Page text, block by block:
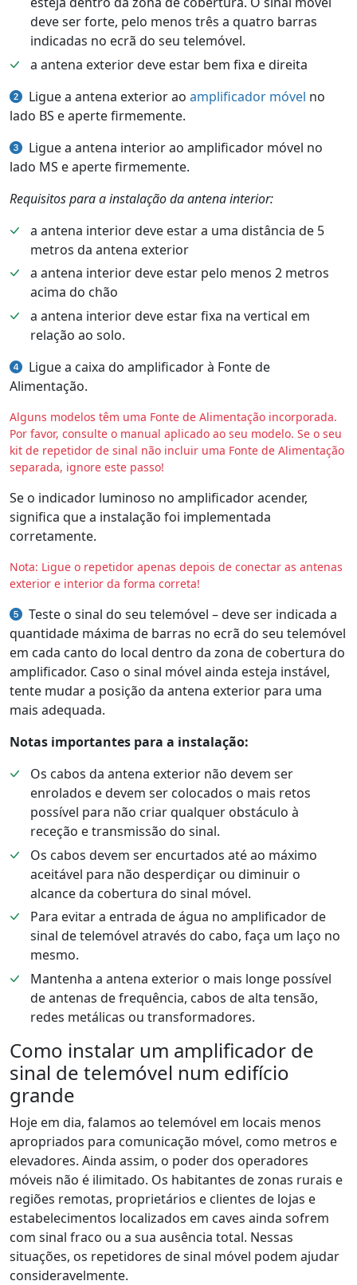
deve ser forte, pelo menos três a quatro barras
indicadas no ecrã do seu telemóvel.
a antena exterior deve estar bem fixa e direita
Ligue a antena exterior ao amplificador móvel no
lado BS e aperte firmemente.
Ligue a antena interior ao amplificador móvel no
lado MS e aperte firmemente.
Requisitos para a instalação da antena interior:
a antena interior deve estar a uma distância de 5
metros da antena exterior
a antena interior deve estar pelo menos 2 metros
acima do chão
a antena interior deve estar fixa na vertical em
relação ao solo.
Ligue a caixa do amplificador à Fonte de
Alimentação.
Alguns modelos têm uma Fonte de Alimentação incorporada.
Por favor, consulte o manual aplicado ao seu modelo. Se o seu
kit de repetidor de sinal não incluir uma Fonte de Alimentação
separada, ignore este passo!
Se o indicador luminoso no amplificador acender,
significa que a instalação foi implementada
corretamente.
Nota: Ligue o repetidor apenas depois de conectar as antenas
exterior e interior da forma correta!
Teste o sinal do seu telemóvel – deve ser indicada a
quantidade máxima de barras no ecrã do seu telemóvel
em cada canto do local dentro da zona de cobertura do
amplificador. Caso o sinal móvel ainda esteja instável,
tente mudar a posição da antena exterior para uma
mais adequada.
Notas importantes para a instalação:
Os cabos da antena exterior não devem ser
enrolados e devem ser colocados o mais retos
possível para não criar qualquer obstáculo à
receção e transmissão do sinal.
Os cabos devem ser encurtados até ao máximo
aceitável para não desperdiçar ou diminuir o
alcance da cobertura do sinal móvel.
Para evitar a entrada de água no amplificador de
sinal de telemóvel através do cabo, faça um laço no
mesmo.
Mantenha a antena exterior o mais longe possível
de antenas de frequência, cabos de alta tensão,
redes metálicas ou transformadores.
Como instalar um amplificador de
sinal de telemóvel num edifício
grande
Hoje em dia, falamos ao telemóvel em locais menos
apropriados para comunicação móvel, como metros e
elevadores. Ainda assim, o poder dos operadores
móveis não é ilimitado. Os habitantes de zonas rurais e
regiões remotas, proprietários e clientes de lojas e
estabelecimentos localizados em caves ainda sofrem
com sinal fraco ou a sua ausência total. Nessas
situações, os repetidores de sinal móvel podem ajudar
consideravelmente.